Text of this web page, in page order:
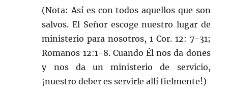
(Nota: Así es con todos aquellos que son
salvos. El Señor escoge nuestro lugar de
ministerio para nosotros, 1 Cor. 12: 7-31;
Romanos 12:1-8. Cuando Él nos da dones
y nos da un ministerio de servicio,
¡nuestro deber es servirle allí fielmente!)